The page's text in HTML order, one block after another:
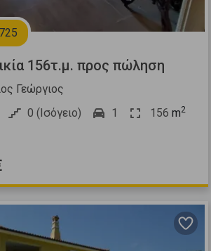
156τ.μ. προς πώληση
Γεώργιος
0 (Ισόγειο) 1 156 m2